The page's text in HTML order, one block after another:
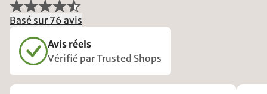
Basé sur 76 avis
Avis réels
Vérifié par Trusted Shops